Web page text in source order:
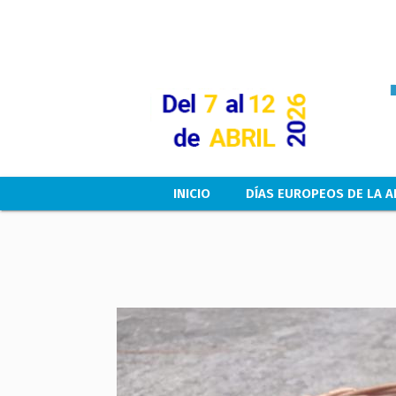
Main navigation
INICIO DÍAS EUROPEOS DE LA